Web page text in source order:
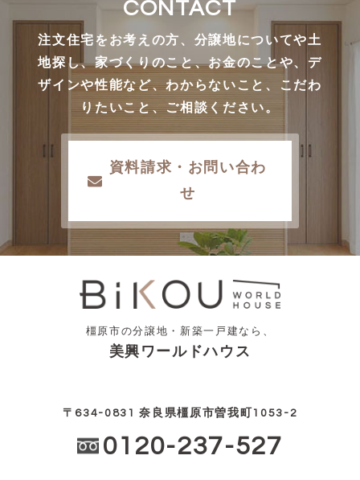
CONTACT
注文住宅をお考えの方、分譲地についてや土
地探し、家づくりのこと、お金のことや、デ
ザインや性能など、わからないこと、こだわ
りたいこと、ご相談ください。
資料請求・お問い合わ
せ
橿原市の分譲地・新築一戸建なら、
美興ワールドハウス
〒634-0831 奈良県橿原市曽我町1053-2
0120-237-527